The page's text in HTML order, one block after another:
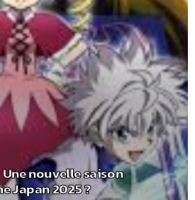
nouvelle saison
Japan 2025 ?